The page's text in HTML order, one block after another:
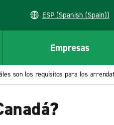
ESP (Spanish (Spain))
Empresas
son los requisitos para los